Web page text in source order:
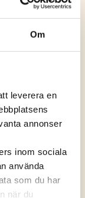
Om
leverera en
annonser
inom sociala
använda
som du har
när du
– 18:00
– 20:00
Stängt
– 18:00